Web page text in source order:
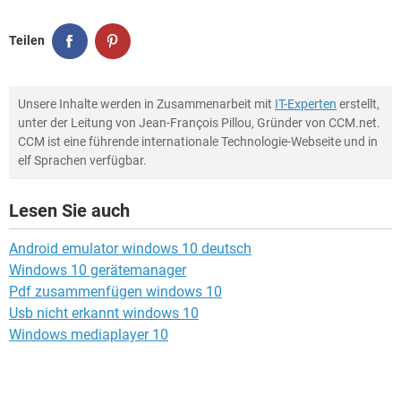
Teilen
Unsere Inhalte werden in Zusammenarbeit mit IT-Experten erstellt,
unter der Leitung von Jean-François Pillou, Gründer von CCM.net.
CCM ist eine führende internationale Technologie-Webseite und in
elf Sprachen verfügbar.
Lesen Sie auch
Android emulator windows 10 deutsch
Windows 10 gerätemanager
Pdf zusammenfügen windows 10
Usb nicht erkannt windows 10
Windows mediaplayer 10